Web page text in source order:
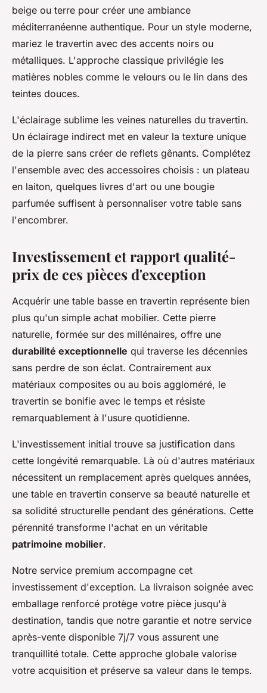
beige ou terre pour créer une ambiance
méditerranéenne authentique. Pour un style moderne,
mariez le travertin avec des accents noirs ou
métalliques. L'approche classique privilégie les
matières nobles comme le velours ou le lin dans des
teintes douces.
L'éclairage sublime les veines naturelles du travertin.
Un éclairage indirect met en valeur la texture unique
de la pierre sans créer de reflets gênants. Complétez
l'ensemble avec des accessoires choisis : un plateau
en laiton, quelques livres d'art ou une bougie
parfumée suffisent à personnaliser votre table sans
l'encombrer.
Investissement et rapport qualité-
prix de ces pièces d'exception
Acquérir une table basse en travertin représente bien
plus qu'un simple achat mobilier. Cette pierre
naturelle, formée sur des millénaires, offre une
durabilité exceptionnelle qui traverse les décennies
sans perdre de son éclat. Contrairement aux
matériaux composites ou au bois aggloméré, le
travertin se bonifie avec le temps et résiste
remarquablement à l'usure quotidienne.
L'investissement initial trouve sa justification dans
cette longévité remarquable. Là où d'autres matériaux
nécessitent un remplacement après quelques années,
une table en travertin conserve sa beauté naturelle et
sa solidité structurelle pendant des générations. Cette
pérennité transforme l'achat en un véritable
patrimoine mobilier.
Notre service premium accompagne cet
investissement d'exception. La livraison soignée avec
emballage renforcé protège votre pièce jusqu'à
destination, tandis que notre garantie et notre service
après-vente disponible 7j/7 vous assurent une
tranquillité totale. Cette approche globale valorise
votre acquisition et préserve sa valeur dans le temps.